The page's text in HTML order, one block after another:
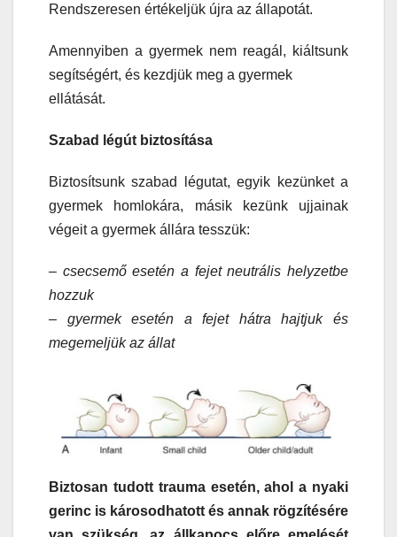
Rendszeresen értékeljük újra az állapotát.
Amennyiben a gyermek nem reagál, kiáltsunk
segítségért, és kezdjük meg a gyermek
ellátását.
Szabad légút biztosítása
Biztosítsunk szabad légutat, egyik kezünket a
gyermek homlokára, másik kezünk ujjainak
végeit a gyermek állára tesszük:
– csecsemő esetén a fejet neutrális helyzetbe
hozzuk
– gyermek esetén a fejet hátra hajtjuk és
megemeljük az állat
Biztosan tudott trauma esetén, ahol a nyaki
gerinc is károsodhatott és annak rögzítésére